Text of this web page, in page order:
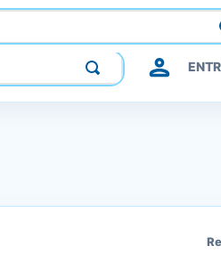
Construindo